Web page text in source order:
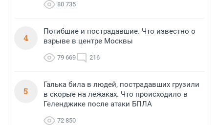
80 735
4
Погибшие и пострадавшие. Что известно о
взрыве в центре Москвы
79 669 216
5
Галька била в людей, пострадавших грузили
в скорые на лежаках. Что происходило в
Геленджике после атаки БПЛА
72 850